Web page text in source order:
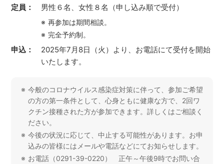
定員：
男性６名、女性８名（申し込み順で受付）
再参加は期間相談。
完全予約制。
申込：
2025年7月8日（火）より、お電話にて受付を開始
いたします。
今般のコロナウイルス感染症対策に伴って、参加ご希望
の方の第一条件として、心身ともに健康な方で、2回ワ
クチン接種された方が参加できます。詳しくはご相談く
ださい。
今後の状況に応じて、中止する可能性があります。お申
込みの皆様にはメールや電話などにてお知らせします。
お電話（0291-39-0220） 正午～午後9時でお問い合